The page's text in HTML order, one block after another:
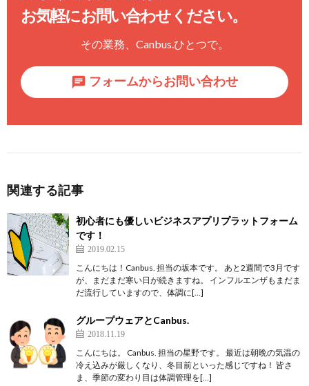
お気軽にお問い合わせください。
その業務、 Canbus.ひとつで。
フォームからお問い合わせ
関連する記事
初心者にも優しいビジネスアプリプラットフォーム
です！
2019.02.15
こんにちは！Canbus. 担当の坂本です。 あと2週間で3月です
が、まだまだ寒い日が続きますね。 インフルエンザもまだま
だ流行していますので、体調に[…]
グループウェアとCanbus.
2018.11.19
こんにちは。 Canbus. 担当の星野です。 最近は朝晩の気温の
冷え込みが厳しくなり、冬目前といった感じですね！ 皆さ
ま、季節の変わり目は体調管理を[…]